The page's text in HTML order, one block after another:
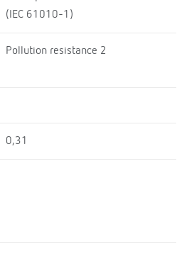
(IEC 61010-1)
Pollution resistance 2
0,31